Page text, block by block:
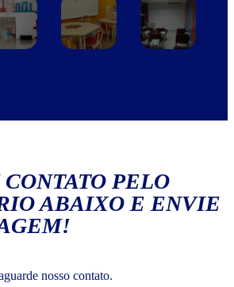
PELO
ABAIXO E ENVIE
nosso contato.